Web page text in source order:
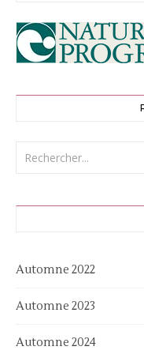
Automne 2022
Automne 2023
Automne 2024